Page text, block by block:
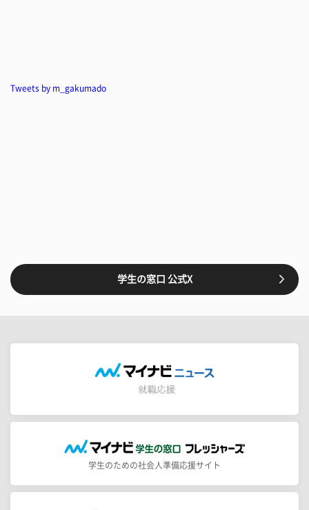
Tweets by m_gakumado
学生の窓口 公式X
学生のための社会人準備応援サイト